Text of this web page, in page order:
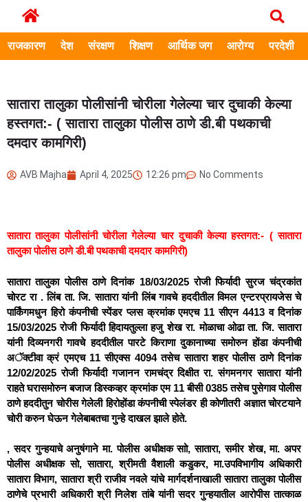
राजकारण देश संरक्षण शिक्षण आर्थिक जग आरोग्य परदेशी
सातारा तालुका पोलीसांनी चोरीला गेलेल्या चार दुचाकी केल्या
हस्तगत:- ( सातारा तालुका पोलीस ठाणे डी.बी पथकाची
दमदार कामगिरी)
AVB Majha April 4, 2025 12:26 pm No Comments
सातारा तालुका पोलीसांनी चोरीला गेलेल्या चार दुचाकी केल्या हस्तगत:- ( सातारा
तालुका पोलीस ठाणे डी.बी पथकाची दमदार कामगिरी)
सातारा तालुका पोलीस ठाणे दिनांक 18/03/2025 रोजी फिर्यादी सुरज चंद्रकांत
चोरट रा . लिंब ता. जि. सातारा यांनी लिंब गावचे हददीतील विमल एन्टरप्रायजेस चे
पार्किंगमधुन हिरो कंपनीची स्पेंडर प्लस क्रमांक एमएच 11 सीएन 4413 व दिनांक
15/03/2025 रोजी फिर्यादी हिदायतुल्ला हजु शेख रा. मोळाचा ओढा ता. जि. सातारा
यांनी दिव्यनगरी गावचे हददीतील पारटे किराणा दुकानाच्या समोरुन होंडा कंपनीची
अॅक्टीवा क्रं एमएच 11 सीएक्स 4094 तसेच सातारा शहर पोलीस ठाणे दिनांक
12/02/2025 रोजी फिर्यादी गजानन रामचंद्र दिक्षीत रा. संगमनगर सातारा यांनी
राहते घरासमोरुन बजाज डिस्कव्हर क्रमांक एम 11 बीसी 0385 तसेच पुसेगाव पोलीस
ठाणे हददीतुन चोरीस गेलेली हिरोहोंडा कंपनीची स्पेलंडर ही कोणीतरी अज्ञात चोरटयाने
चोरी करुन घेऊन गेलेबाबतचा गुन्हे दाखल झाले होते.
, सदर गुन्हयाचे अनुषंगाने मा. पोलीस अधीक्षक साो, सातारा, समीर शेख, मा. अपर
पोलीस अधीक्षक सो, सातारा, श्रीमती वैशाली कडुकर, मा.उपविभागीय अधिकारी
सातारा विभाग, सातारा श्री राजीव नवले यांचे मार्गदर्शनाखाली सातारा तालुका पोलीस
ठाणेचे प्रभारी अधिकारी श्री निलेश तांबे यांनी सदर गुन्हयातील आरोपीस तात्काळ